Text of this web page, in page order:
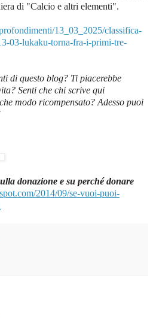
di "Calcio e altri elementi".
13_03_2025/classifica-
03-lukaku-torna-fra-i-primi-tre-
di questo blog? Ti piacerebbe
Senti che chi scrive qui
modo ricompensato? Adesso puoi
donazione e su perché donare
2014/09/se-vuoi-puoi-